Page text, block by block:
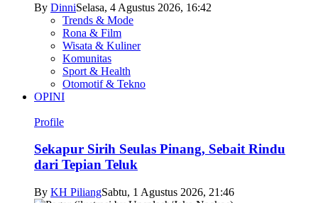
By DinniSelasa, 4 Agustus 2026, 16:42
Trends & Mode
Rona & Film
Wisata & Kuliner
Komunitas
Sport & Health
Otomotif & Tekno
OPINI
Profile
Sekapur Sirih Seulas Pinang, Sebait Rindu
dari Tepian Teluk
By KH PiliangSabtu, 1 Agustus 2026, 21:46